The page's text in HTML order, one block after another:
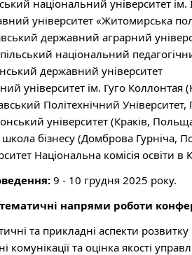
національний університет
університет «Житомирська
державний аграрний
національний
державний університет
університет ім. Гуго Коллонтая
Політехнічний
університет (Краків,
бізнесу (Домброва Гурніча,
Національна комісія освіти
9 - 10 грудня 2025 року.
напрями роботи
та прикладні аспекти
комунікації та оцінка якості